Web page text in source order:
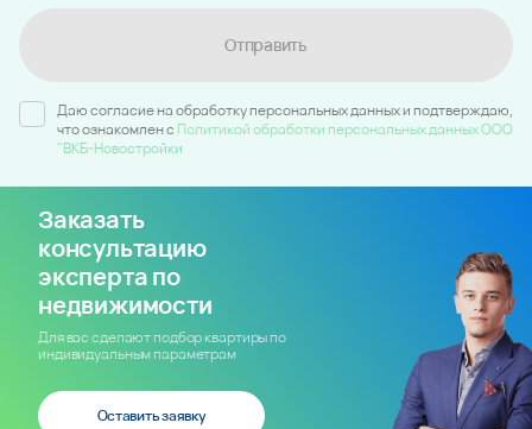
Отправить
Даю согласие на обработку персональных данных и подтверждаю,
что ознакомлен c Политикой обработки персональных данных ООО
"ВКБ-Новостройки
Заказать
консультацию
эксперта по
недвижимости
Для вас сделают подбор квартиры по
индивидуальным параметрам
Оставить заявку